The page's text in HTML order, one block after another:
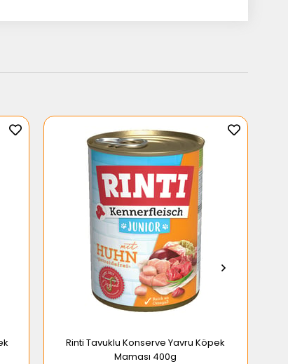
Rinti Tavuklu Konserve Yavru Köpek
Maması 400g